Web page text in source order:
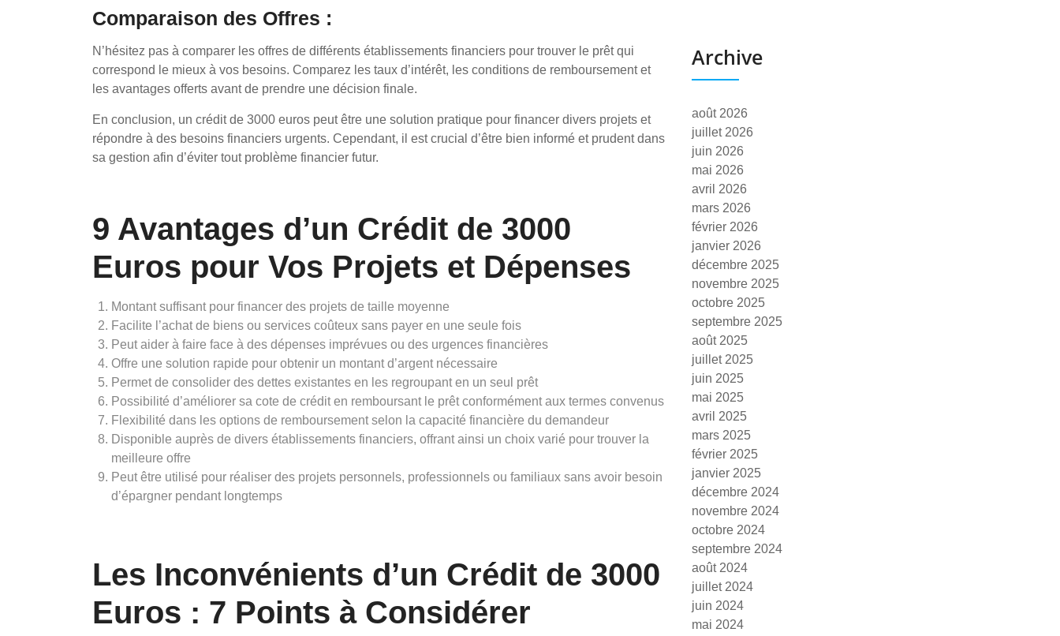
Comparaison des Offres :
N’hésitez pas à comparer les offres de différents établissements financiers pour trouver le prêt qui
correspond le mieux à vos besoins. Comparez les taux d’intérêt, les conditions de remboursement et
les avantages offerts avant de prendre une décision finale.
En conclusion, un crédit de 3000 euros peut être une solution pratique pour financer divers projets et
répondre à des besoins financiers urgents. Cependant, il est crucial d’être bien informé et prudent dans
sa gestion afin d’éviter tout problème financier futur.
9 Avantages d’un Crédit de 3000
Euros pour Vos Projets et Dépenses
Montant suffisant pour financer des projets de taille moyenne
Facilite l’achat de biens ou services coûteux sans payer en une seule fois
Peut aider à faire face à des dépenses imprévues ou des urgences financières
Offre une solution rapide pour obtenir un montant d’argent nécessaire
Permet de consolider des dettes existantes en les regroupant en un seul prêt
Possibilité d’améliorer sa cote de crédit en remboursant le prêt conformément aux termes convenus
Flexibilité dans les options de remboursement selon la capacité financière du demandeur
Disponible auprès de divers établissements financiers, offrant ainsi un choix varié pour trouver la
meilleure offre
Peut être utilisé pour réaliser des projets personnels, professionnels ou familiaux sans avoir besoin
d’épargner pendant longtemps
Les Inconvénients d’un Crédit de 3000
Euros : 7 Points à Considérer
Archive
août 2026
juillet 2026
juin 2026
mai 2026
avril 2026
mars 2026
février 2026
janvier 2026
décembre 2025
novembre 2025
octobre 2025
septembre 2025
août 2025
juillet 2025
juin 2025
mai 2025
avril 2025
mars 2025
février 2025
janvier 2025
décembre 2024
novembre 2024
octobre 2024
septembre 2024
août 2024
juillet 2024
juin 2024
mai 2024